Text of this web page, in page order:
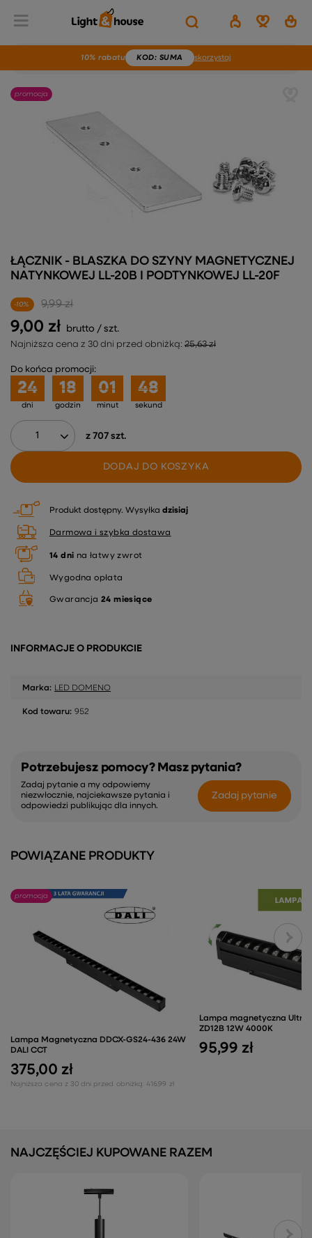
10% rabatu KOD: SUMA skorzystaj
promocja
9,00 zł brutto / szt.
Najniższa cena z 30 dni przed obniżką: 25,63 zł
9,99 zł
-10%
Do końca promocji:
dni
24
godzin
18
minut
01
sekund
48
z 707 szt.
DODAJ DO KOSZYKA
ŁĄCZNIK - BLASZKA DO SZYNY MAGNETYCZNEJ
NATYNKOWEJ LL-20B I PODTYNKOWEJ LL-20F
Produkt dostępny Wysyłka dzisiaj
Darmowa i szybka dostawa
14 dni na łatwy zwrot
Wygodna opłata
Gwarancja 24 miesiące
INFORMACJE O PRODUKCIE
Marka: LED DOMENO
Kod towaru: 952
Potrzebujesz pomocy? Masz pytania?
Zadaj pytanie a my odpowiemy
niezwłocznie, najciekawsze pytania i
odpowiedzi publikując dla innych.
Zadaj pytanie
POWIĄZANE PRODUKTY
promocja
Lampa Magnetyczna DDCX-GS24-436 24W
DALI CCT
375,00 zł
Najniższa cena z 30 dni przed obniżką: 416,99 zł
Lampa magnetyczna Ultra
ZD12B 12W 4000K
95,99 zł
NAJCZĘŚCIEJ KUPOWANE RAZEM